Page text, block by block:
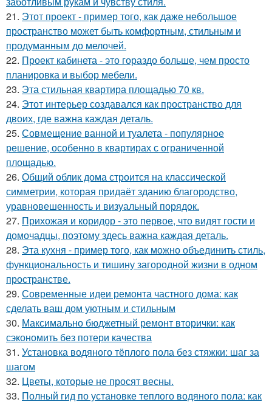
21. Этот проект - пример того, как даже небольшое
пространство может быть комфортным, стильным и
продуманным до мелочей.
22. Проект кабинета - это гораздо больше, чем просто
планировка и выбор мебели.
23. Эта стильная квартира площадью 70 кв.
24. Этот интерьер создавался как пространство для
двоих, где важна каждая деталь.
25. Совмещение ванной и туалета - популярное
решение, особенно в квартирах с ограниченной
площадью.
26. Общий облик дома строится на классической
симметрии, которая придаёт зданию благородство,
уравновешенность и визуальный порядок.
27. Прихожая и коридор - это первое, что видят гости и
домочадцы, поэтому здесь важна каждая деталь.
28. Эта кухня - пример того, как можно объединить стиль,
функциональность и тишину загородной жизни в одном
пространстве.
29. Современные идеи ремонта частного дома: как
сделать ваш дом уютным и стильным
30. Максимально бюджетный ремонт вторички: как
сэкономить без потери качества
31. Установка водяного тёплого пола без стяжки: шаг за
шагом
32. Цветы, которые не просят весны.
33. Полный гид по установке теплого водяного пола: как